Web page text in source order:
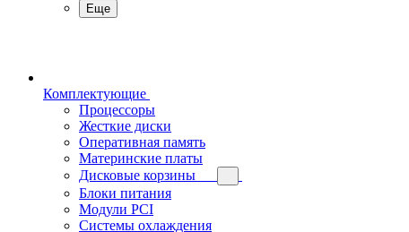
Еще
Комплектующие
Процессоры
Жесткие диски
Оперативная память
Материнские платы
Дисковые корзины
Блоки питания
Модули PCI
Системы охлаждения